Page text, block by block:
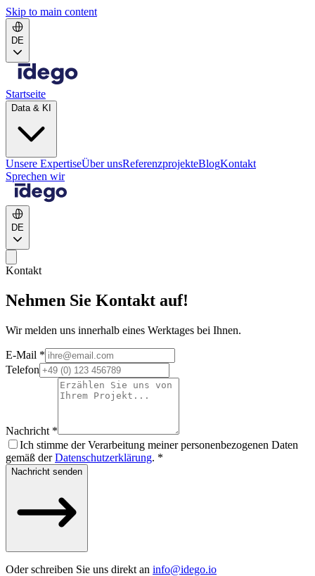
Skip to main content
DE
Startseite
Data & KI
Unsere ExpertiseÜber unsReferenzprojekteBlogKontakt
Sprechen wir
DE
Kontakt
Nehmen Sie Kontakt auf!
Wir melden uns innerhalb eines Werktages bei Ihnen.
E-Mail *
Telefon
Nachricht *
Ich stimme der Verarbeitung meiner personenbezogenen Daten
gemäß der Datenschutzerklärung. *
Nachricht senden
Oder schreiben Sie uns direkt an info@idego.io